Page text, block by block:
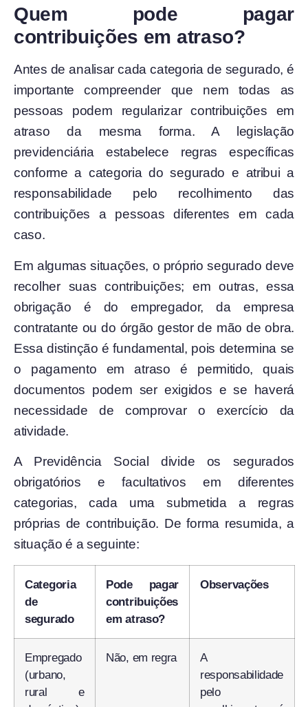
Quem pode pagar
contribuições em atraso?
Antes de analisar cada categoria de segurado, é
importante compreender que nem todas as
pessoas podem regularizar contribuições em
atraso da mesma forma. A legislação
previdenciária estabelece regras específicas
conforme a categoria do segurado e atribui a
responsabilidade pelo recolhimento das
contribuições a pessoas diferentes em cada
caso.
Em algumas situações, o próprio segurado deve
recolher suas contribuições; em outras, essa
obrigação é do empregador, da empresa
contratante ou do órgão gestor de mão de obra.
Essa distinção é fundamental, pois determina se
o pagamento em atraso é permitido, quais
documentos podem ser exigidos e se haverá
necessidade de comprovar o exercício da
atividade.
A Previdência Social divide os segurados
obrigatórios e facultativos em diferentes
categorias, cada uma submetida a regras
próprias de contribuição. De forma resumida, a
situação é a seguinte:
Categoria
de
segurado
Pode pagar
contribuições
em atraso?
Observações
Empregado
(urbano,
rural e
Não, em regra
A
responsabilidade
pelo